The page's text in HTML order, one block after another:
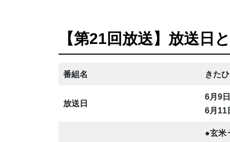
【第21回放送】放送日
番組名 きた
放送日
6月9
6月11
●玄米